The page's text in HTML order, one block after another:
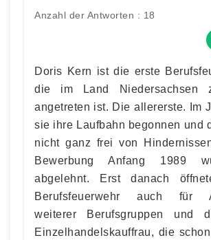
Anzahl der Antworten : 18
Doris Kern ist die erste
die im Land Niedersachsen
angetreten ist. Die allererste. Im
sie ihre Laufbahn begonnen und
nicht ganz frei von
Bewerbung Anfang 1989
abgelehnt. Erst danach
Berufsfeuerwehr auch für
weiterer Berufsgruppen und
Einzelhandelskauffrau, die